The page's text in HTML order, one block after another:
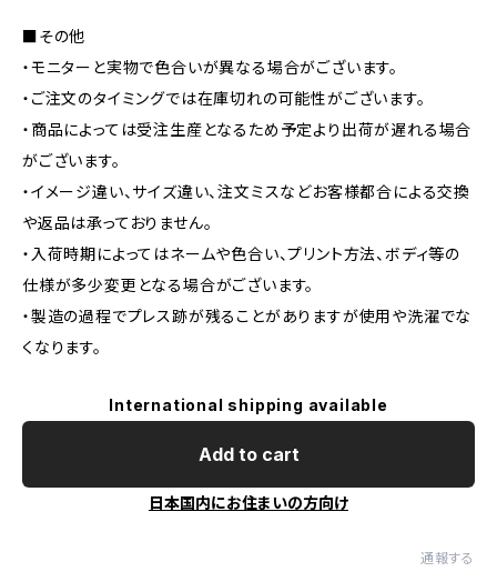
■その他
・モニターと実物で色合いが異なる場合がございます。
・ご注文のタイミングでは在庫切れの可能性がございます。
・商品によっては受注生産となるため予定より出荷が遅れる場合
がございます。
・イメージ違い、サイズ違い、注文ミスなどお客様都合による交換
や返品は承っておりません。
・入荷時期によってはネームや色合い、プリント方法、ボディ等の
仕様が多少変更となる場合がございます。
・製造の過程でプレス跡が残ることがありますが使用や洗濯でな
くなります。
International shipping available
Add to cart
日本国内にお住まいの方向け
通報する